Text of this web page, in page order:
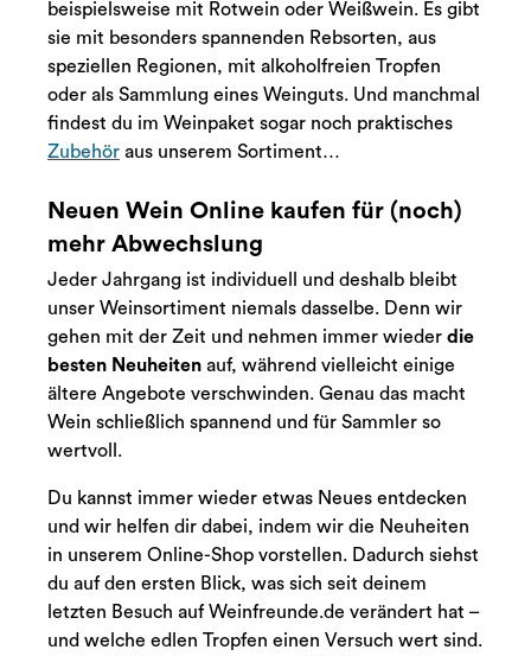
beispielsweise mit Rotwein oder Weißwein. Es gibt
sie mit besonders spannenden Rebsorten, aus
speziellen Regionen, mit alkoholfreien Tropfen
oder als Sammlung eines Weinguts. Und manchmal
findest du im Weinpaket sogar noch praktisches
Zubehör aus unserem Sortiment…
Neuen Wein Online kaufen für (noch)
mehr Abwechslung
Jeder Jahrgang ist individuell und deshalb bleibt
unser Weinsortiment niemals dasselbe. Denn wir
gehen mit der Zeit und nehmen immer wieder die
besten Neuheiten auf, während vielleicht einige
ältere Angebote verschwinden. Genau das macht
Wein schließlich spannend und für Sammler so
wertvoll.
Du kannst immer wieder etwas Neues entdecken
und wir helfen dir dabei, indem wir die Neuheiten
in unserem Online-Shop vorstellen. Dadurch siehst
du auf den ersten Blick, was sich seit deinem
letzten Besuch auf Weinfreunde.de verändert hat –
und welche edlen Tropfen einen Versuch wert sind.